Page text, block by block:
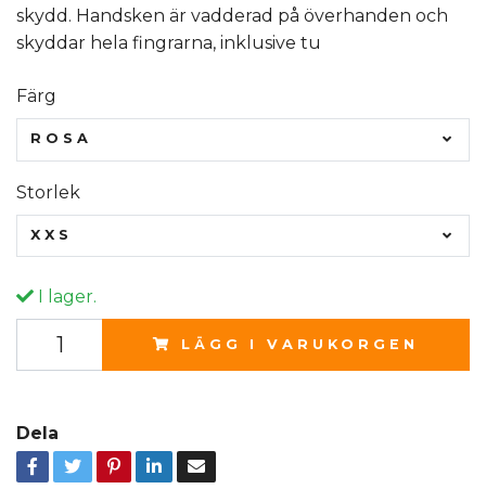
skydd. Handsken är vadderad på överhanden och
skyddar hela fingrarna, inklusive tu
Färg
ROSA
Storlek
XXS
I lager.
LÄGG I VARUKORGEN
Dela